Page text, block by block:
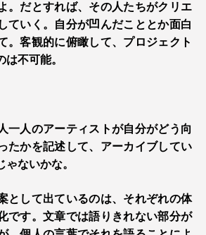
。だとすれば、その人たちがクリエ
ていく。自分が凹んだこととか面白
。客観的に俯瞰して、プロジェクト
不可能。
一人のアーティストが自分がどう向
たかを記述して、アーカイブしてい
ゃないかな。
として出ているのは、それぞれの体
です。文章では語りきれない部分が